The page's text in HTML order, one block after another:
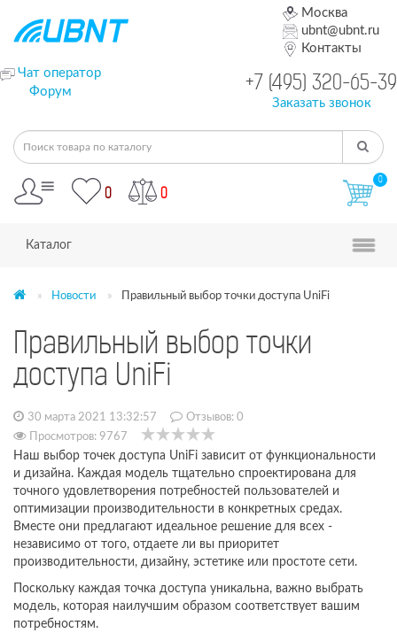
Москва
ubnt@ubnt.ru
Контакты
Чат оператор
Форум
+7 (495) 320-65-39
Заказать звонок
0 0
0
Каталог
Новости Правильный выбор точки доступа UniFi
Правильный выбор точки
доступа UniFi
30 марта 2021 13:32:57 Отзывов: 0
Просмотров: 9767
Наш выбор точек доступа UniFi зависит от функциональности
и дизайна. Каждая модель тщательно спроектирована для
точного удовлетворения потребностей пользователей и
оптимизации производительности в конкретных средах.
Вместе они предлагают идеальное решение для всех -
независимо от того, отдаете ли вы приоритет
производительности, дизайну, эстетике или простоте сети.
Поскольку каждая точка доступа уникальна, важно выбрать
модель, которая наилучшим образом соответствует вашим
потребностям.